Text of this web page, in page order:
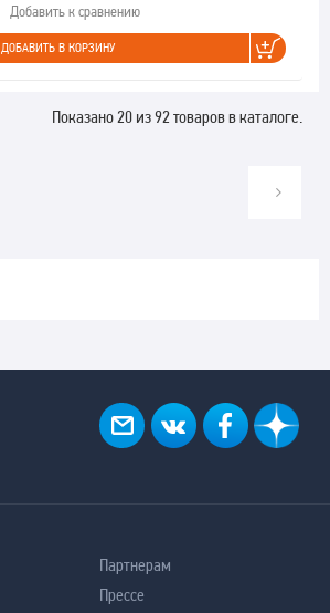
Добавить к сравнению
ДОБАВИТЬ В КОРЗИНУ
Показано 20 из 92 товаров в каталоге.
Партнерам
Прессе